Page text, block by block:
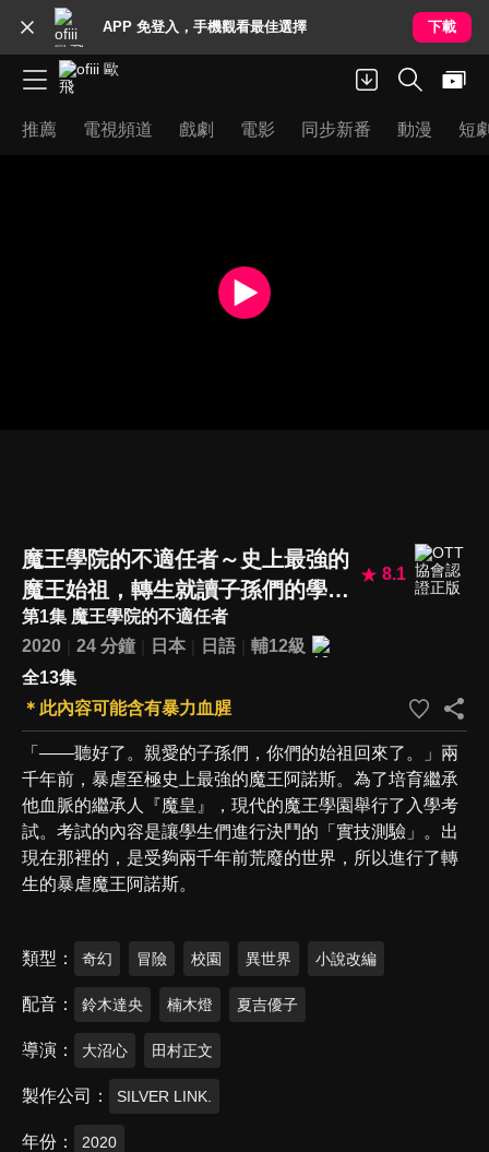
APP 免登入，手機觀看最佳選擇 下載
推薦 電視頻道 戲劇 電影 同步新番 動漫 短
魔王學院的不適任者～史上最強的
魔王始祖，轉生就讀子孫們的學校
～
8.1
第1集 魔王學院的不適任者
2020
24 分鐘 日本 日語
輔12級
全13集
＊此內容可能含有暴力血腥
「——聽好了。親愛的子孫們，你們的始祖回來了。」兩
千年前，暴虐至極史上最強的魔王阿諾斯。為了培育繼承
他血脈的繼承人『魔皇』，現代的魔王學園舉行了入學考
試。考試的內容是讓學生們進行決鬥的「實技測驗」。出
現在那裡的，是受夠兩千年前荒廢的世界，所以進行了轉
生的暴虐魔王阿諾斯。
類型 奇幻 冒險 校園 異世界 小說改編
配音 鈴木達央 楠木燈 夏吉優子
導演 大沼心 田村正文
製作公司 SILVER LINK.
年份 2020